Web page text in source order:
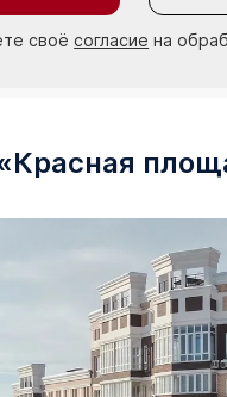
своёсогласие на
Красная